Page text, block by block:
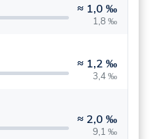
≈ 1,0 ‰
1,8 ‰
≈ 1,2 ‰
3,4 ‰
≈ 2,0 ‰
9,1 ‰